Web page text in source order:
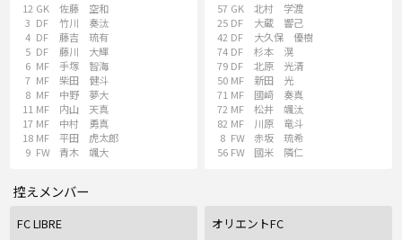
12 GK
佐藤 空和
3 DF
竹川 奏汰
4 DF
藤吉 琉有
5 DF
藤川 大輝
6 MF
手塚 智海
7 MF
柴田 健斗
8 MF
中野 夢大
11 MF
内山 天真
17 MF
中村 勇真
18 MF
平田 虎太郎
9 FW 青木 颯大
57 GK
北村 学渡
25 DF
大蔵 響己
42 DF
大久保 優樹
74 DF
杉本 滉
79 DF
北原 光清
50 MF
新田 光
71 MF
國﨑 奏真
72 MF
松井 颯汰
82 MF
川原 竜斗
8 FW
赤坂 琉希
56 FW 國米 隣仁
控えメンバー
FC LIBRE オリエントFC